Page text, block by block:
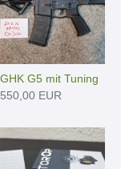
GHK G5 mit Tuning
550,00 EUR